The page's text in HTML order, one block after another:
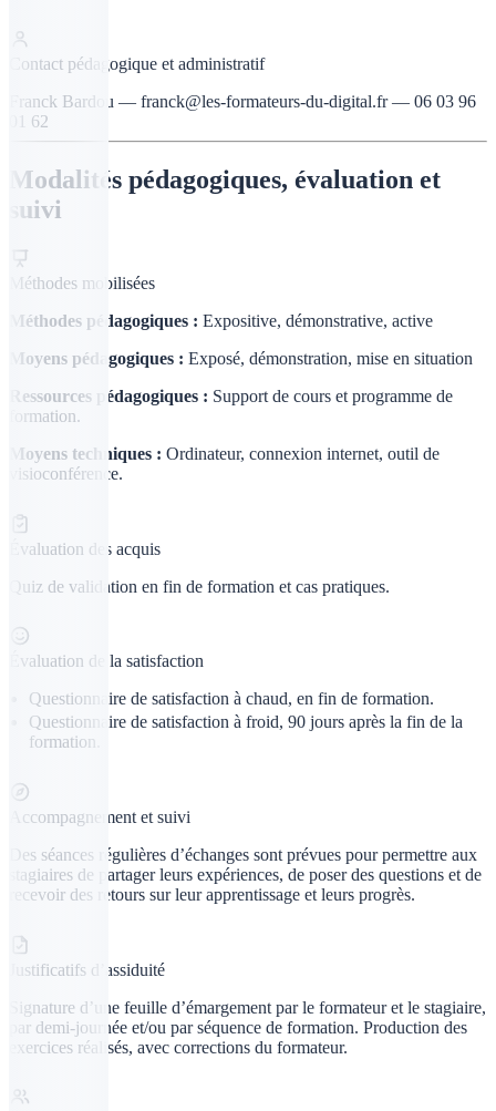
Contact pédagogique et administratif
Franck Bardou — franck@les-formateurs-du-digital.fr — 06 03 96
01 62
Modalités pédagogiques, évaluation et
suivi
Méthodes mobilisées
Méthodes pédagogiques : Expositive, démonstrative, active
Moyens pédagogiques : Exposé, démonstration, mise en situation
Ressources pédagogiques : Support de cours et programme de
formation.
Moyens techniques : Ordinateur, connexion internet, outil de
visioconférence.
Évaluation des acquis
Quiz de validation en fin de formation et cas pratiques.
Évaluation de la satisfaction
Questionnaire de satisfaction à chaud, en fin de formation.
Questionnaire de satisfaction à froid, 90 jours après la fin de la
formation.
Accompagnement et suivi
Des séances régulières d’échanges sont prévues pour permettre aux
stagiaires de partager leurs expériences, de poser des questions et de
recevoir des retours sur leur apprentissage et leurs progrès.
Justificatifs d’assiduité
Signature d’une feuille d’émargement par le formateur et le stagiaire,
par demi-journée et/ou par séquence de formation. Production des
exercices réalisés, avec corrections du formateur.